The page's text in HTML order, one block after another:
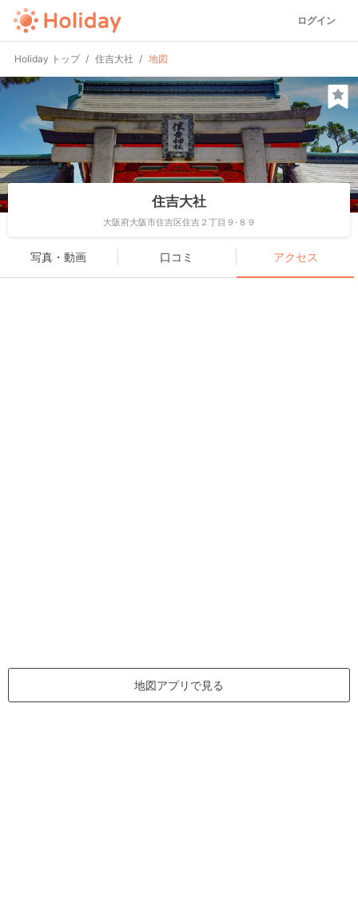
ログイン
Holiday トップ 住吉大社 地図
住吉大社
大阪府大阪市住吉区住吉２丁目９-８９
写真・動画 口コミ アクセス
地図アプリで見る